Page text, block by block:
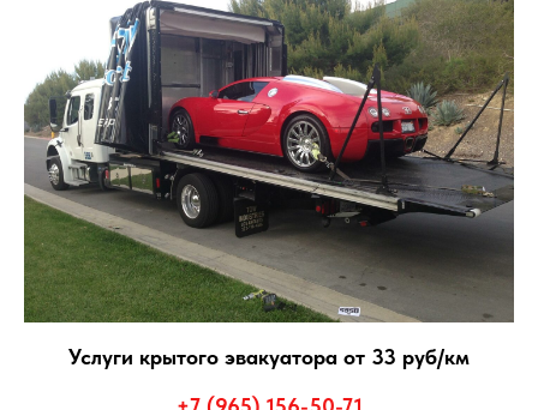
Услуги крытого эвакуатора от 33 руб/км